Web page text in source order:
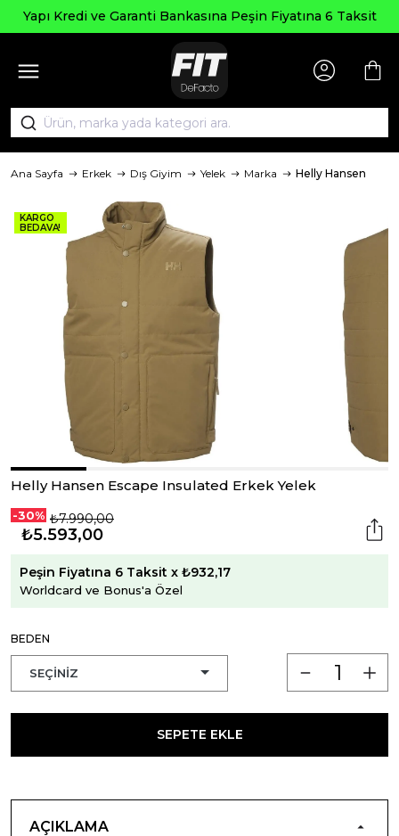
Yapı Kredi ve Garanti Bankasına Peşin Fiyatına 6 Taksit
Ana Sayfa Erkek Dış Giyim Yelek Marka Helly Hansen
KARGO
BEDAVA!
Helly Hansen Escape Insulated Erkek Yelek
-30% ₺7.990,00
₺5.593,00
Peşin Fiyatına 6 Taksit x ₺932,17
Worldcard ve Bonus'a Özel
BEDEN
SEPETE EKLE
AÇIKLAMA